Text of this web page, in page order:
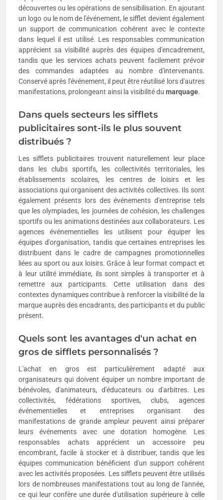
découvertes ou les opérations de sensibilisation. En ajoutant
un logo ou le nom de l'événement, le sifflet devient également
un support de communication cohérent avec le contexte
dans lequel il est utilisé. Les responsables communication
apprécient sa visibilité auprès des équipes d'encadrement,
tandis que les services achats peuvent facilement prévoir
des commandes adaptées au nombre d'intervenants.
Conservé après l'événement, il peut être réutilisé lors d'autres
manifestations, prolongeant ainsi la visibilité dumarquage.
Dans quels secteurs les sifflets
publicitaires sont-ils le plus souvent
distribués ?
Les sifflets publicitaires trouvent naturellement leur place
dans les clubs sportifs, les collectivités territoriales, les
établissements scolaires, les centres de loisirs et les
associations qui organisent des activités collectives. Ils sont
également présents lors des événements d'entreprise tels
que les olympiades, les journées de cohésion, les challenges
sportifs ou les animations destinées aux collaborateurs. Les
agences événementielles les utilisent pour équiper les
équipes d'organisation, tandis que certaines entreprises les
distribuent dans le cadre de campagnes promotionnelles
liées au sport ou aux loisirs. Grâce à leur format compact et
à leur utilité immédiate, ils sont simples à transporter et à
remettre aux participants. Cette utilisation dans des
contextes dynamiques contribue à renforcer la visibilité de la
marque auprès des encadrants, des participants et du public
présent.
Quels sont les avantages d'un achat en
gros de sifflets personnalisés ?
L'achat en gros est particulièrement adapté aux
organisateurs qui doivent équiper un nombre important de
bénévoles, d'animateurs, d'éducateurs ou d'arbitres. Les
collectivités, fédérations sportives, clubs, agences
événementielles et entreprises organisant des
manifestations de grande ampleur peuvent ainsi préparer
leurs événements avec une dotation homogène. Les
responsables achats apprécient un accessoire peu
encombrant, facile à stocker et à distribuer, tandis que les
équipes communication bénéficient d'un support cohérent
avec les activités proposées. Les sifflets peuvent être utilisés
lors de nombreuses manifestations tout au long de l'année,
ce qui leur confère une durée d'utilisation supérieure à celle